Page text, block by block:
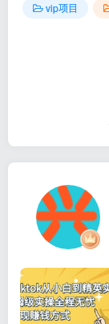
vip项目